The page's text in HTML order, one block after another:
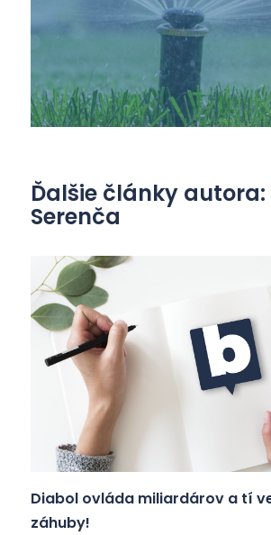
Ďalšie články
Serenča
Diabol ovláda miliardárov a tí
záhuby!